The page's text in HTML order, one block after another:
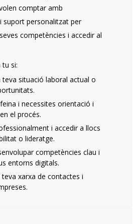
comptar amb
suport personalitzat per
competències i accedir al
tu si:
teva situació laboral actual o
i necessites orientació i
el procés.
i accedir a llocs
o lideratge.
competències clau i
entorns digitals.
xarxa de contactes i